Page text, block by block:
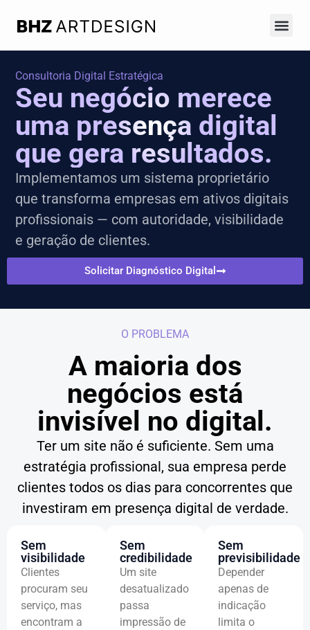
Consultoria Digital Estratégica
Seu negócio merece
uma presença digital
que gera resultados.
Implementamos um sistema proprietário
que transforma empresas em ativos digitais
profissionais — com autoridade, visibilidade
e geração de clientes.
Solicitar Diagnóstico Digital
O PROBLEMA
A maioria dos
negócios está
invisível no digital.
Ter um site não é suficiente. Sem uma
estratégia profissional, sua empresa perde
clientes todos os dias para concorrentes que
investiram em presença digital de verdade.
Sem
visibilidade
Clientes
procuram seu
serviço, mas
encontram a
Sem
credibilidade
Um site
desatualizado
passa
impressão de
Sem
previsibilidade
Depender
apenas de
indicação
limita o